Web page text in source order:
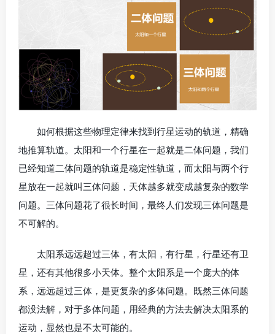
如何根据这些物理定律来找到行星运动的轨道，精确
地推算轨道。太阳和一个行星在一起就是二体问题，我们
已经知道二体问题的轨道是稳定性轨道，而太阳与两个行
星放在一起就叫三体问题，天体越多就变成越复杂的数学
问题。三体问题花了很长时间，最终人们发现三体问题是
不可解的。
太阳系远远超过三体，有太阳，有行星，行星还有卫
星，还有其他很多小天体。整个太阳系是一个庞大的体
系，远远超过三体，是更复杂的多体问题。既然三体问题
都没法解，对于多体问题，用经典的方法去解决太阳系的
运动，显然也是不太可能的。